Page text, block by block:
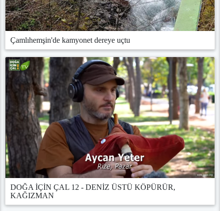
Çamlıhemşin'de kamyonet dereye uçtu
DOĞA İÇİN ÇAL 12 - DENİZ ÜSTÜ KÖPÜRÜR,
KAĞIZMAN